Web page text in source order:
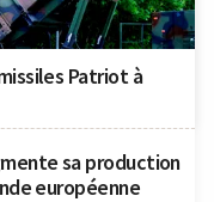
Patriot à
sa production
européenne